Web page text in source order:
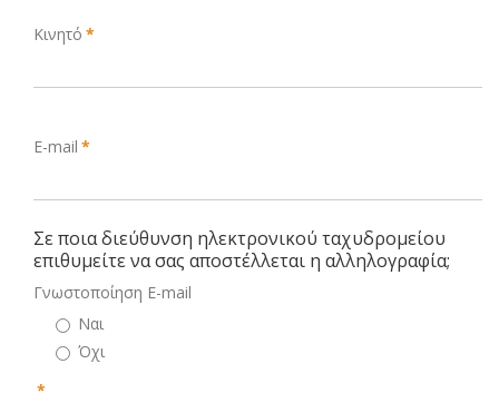
Κινητό *
E-mail *
Σε ποια διεύθυνση ηλεκτρονικού ταχυδρομείου
επιθυμείτε να σας αποστέλλεται η αλληλογραφία;
Γνωστοποίηση E-mail
Ναι
Όχι
*